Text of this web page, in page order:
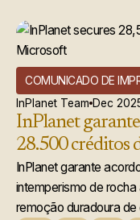
COMUNICADO DE
InPlanet Team Dec
InPlanet
28.500 créditos
acelerado à
InPlanet garante
intemperismo de
remoção duradoura de